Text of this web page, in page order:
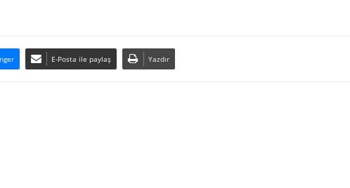
E-Posta ile paylaş Yazdır